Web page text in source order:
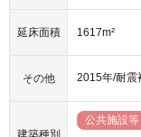
延床面積 1617m²
その他 2015年/耐震
建築種別
公共施設等